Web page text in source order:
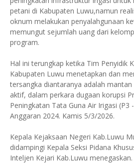
petani di Kabupaten Luwu,namun
oknum melakukan penyalahgunaan
memungut sejumlah uang dari
program.
Hal ini terungkap ketika Tim Penyidik
Kabupaten Luwu menetapkan dan
tersangka diantaranya adalah
aktif, dalam perkara dugaan korupsi
Peningkatan Tata Guna Air Irigasi (P3
Anggaran 2024. Kamis 5/3/2026.
Kepala Kejaksaan Negeri Kab.Luwu
didampingi Kepala Seksi Pidana
Inteljen Kejari Kab.Luwu menegaskan.